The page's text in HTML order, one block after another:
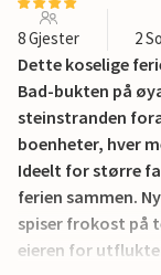
8 Gjester 2
Dette koselige
Bad-bukten på
steinstranden
boenheter, hver
Ideelt for større
ferien sammen.
spiser frokost på
eieren for